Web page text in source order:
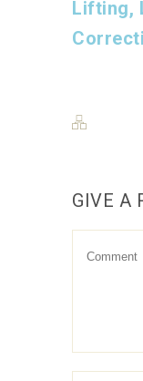
Lifting,
GIVE A